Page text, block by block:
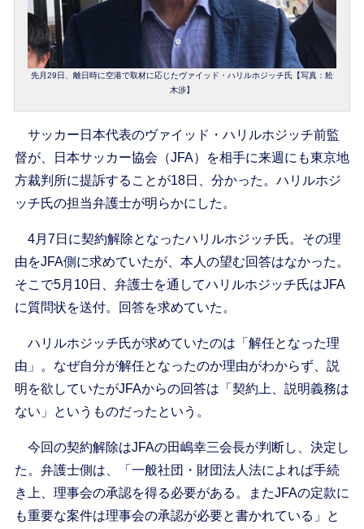
先月29日、離日時に空港で取材に応じたヴァイッド・ハリルホジッチ氏【写真：舩
木渉】
サッカー日本代表のヴァイッド・ハリルホジッチ前監
督が、日本サッカー協会（JFA）を相手に来週にも東京地
方裁判所に提訴することが18日、分かった。ハリルホジ
ッチ氏の担当弁護士が明らかにした。
4月7日に契約解除となったハリルホジッチ氏。その理
由をJFA側に求めていたが、本人の望む回答はなかった。
そこで5月10日、弁護士を通してハリルホジッチ氏はJFA
に質問状を送付。回答を求めていた。
ハリルホジッチ氏が求めていたのは「解任となった理
由」。なぜ自分が解任となったのか理由がわからず、説
明を欲していたがJFAからの回答は「契約上、説明義務は
ない」というものだったという。
今回の契約解除はJFAの田嶋幸三会長が判断し、決定し
た。弁護士側は、「一般社団・財団法人法によれば手続
き上、理事会の承認を得る必要がある。またJFAの定款に
も重要な案件は理事会の承認が必要と書かれている」と